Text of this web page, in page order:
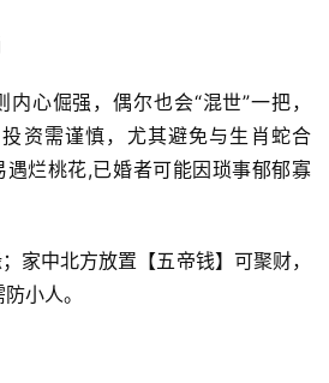
心倔强，偶尔也会“混世”一把，
资需谨慎，尤其避免与生肖蛇合
烂桃花,已婚者可能因琐事郁郁寡
家中北方放置【五帝钱】可聚财，
小人。